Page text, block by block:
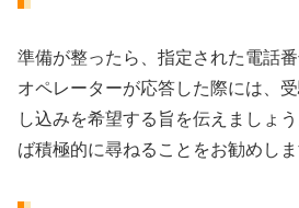
準備が整ったら、指定された電話
オペレーターが応答した際には、
し込みを希望する旨を伝えましょ
ば積極的に尋ねることをお勧めしま